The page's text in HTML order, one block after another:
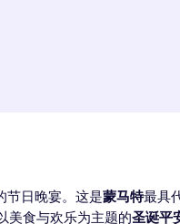
节日晚宴。这是蒙马特最具
美食与欢乐为主题的圣诞平